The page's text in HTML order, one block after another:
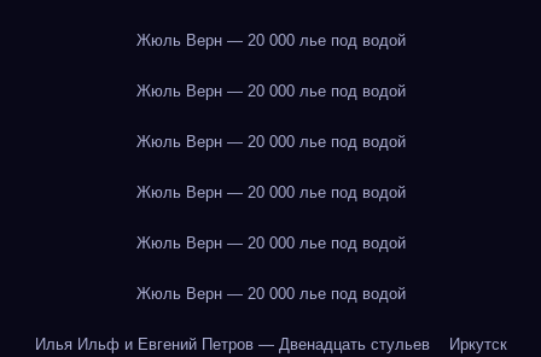
Жюль Верн — 20 000 лье под водой
Жюль Верн — 20 000 лье под водой
Жюль Верн — 20 000 лье под водой
Жюль Верн — 20 000 лье под водой
Жюль Верн — 20 000 лье под водой
Жюль Верн — 20 000 лье под водой
Илья Ильф и Евгений Петров — Двенадцать стульев Иркутск